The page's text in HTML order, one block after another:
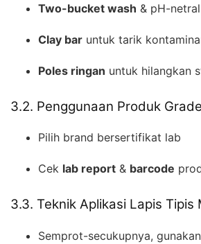
Two-bucket wash & pH-
Clay bar untuk tarik
Poles ringan untuk hilangkan
3.2. Penggunaan Produk
Pilih brand bersertifikat lab
Cek lab report & barcode
3.3. Teknik Aplikasi Lapis Tipis
Semprot-secukupnya,